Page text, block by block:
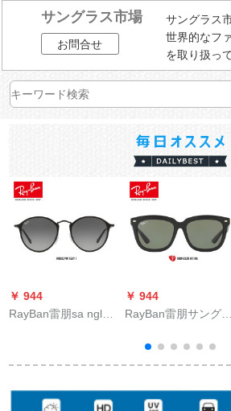
サングラス市場
お問合せ
サングラス
世界的なフ
を取り扱っ
￥ 944
RayBan雷朋sa nglas
N 153/11黒フーム灰
￥ 944
RayBan雷朋サングリ
緑偏光レン【Oneda
メテル独書けます、